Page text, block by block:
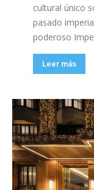
cultural único
pasado
poderoso
Leer más